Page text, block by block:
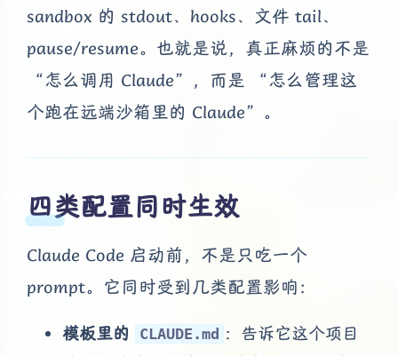
sandbox 的 stdout、hooks、文件 tail、
pause/resume。也就是说，真正麻烦的不是
“怎么调用 Claude”，而是 “怎么管理这
个跑在远端沙箱里的 Claude”。
四类配置同时生效
Claude Code 启动前，不是只吃一个
prompt。它同时受到几类配置影响：
模板里的 CLAUDE.md ：告诉它这个项目